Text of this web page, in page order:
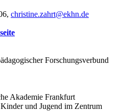
christine.zahrt@ekhn.de
Forschungsverbund
Akademie Frankfurt
und Jugend im Zentrum